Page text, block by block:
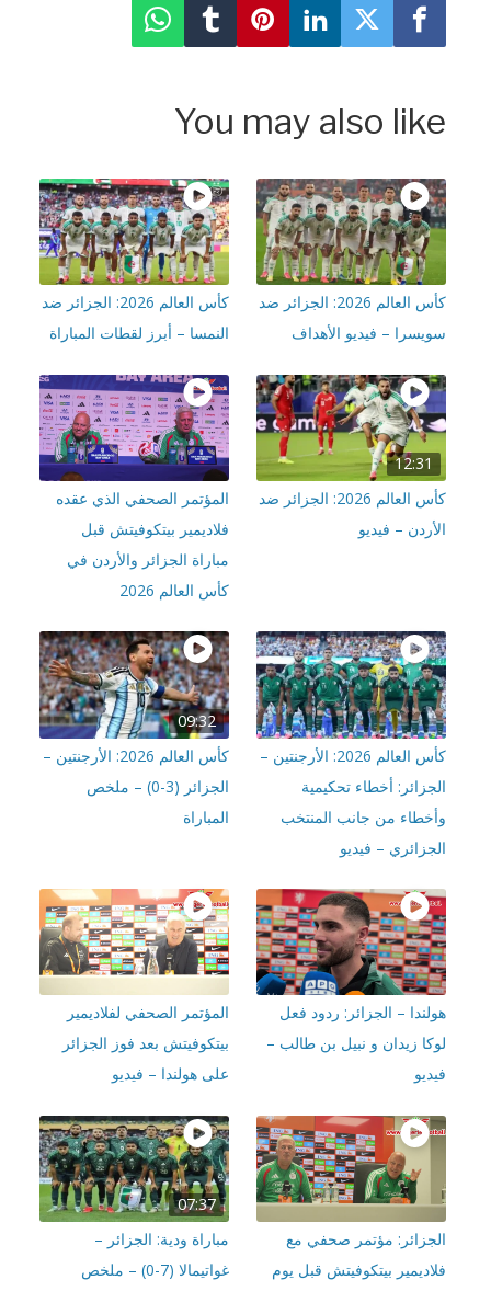
You may also
كأس العالم 2026: الجزائر ضد
– فيديو الأهداف
كأس العالم 2026: الجزائر ضد
النمسا – أبرز لقطات المباراة
كأس العالم 2026: الجزائر ضد
– فيديو
المؤتمر الصحفي الذي عقده
فلاديمير بيتكوفيتش قبل
مباراة الجزائر والأردن في
كأس العالم 2026
كأس العالم 2026: الأرجنتين –
أخطاء تحكيمية
من جانب المنتخب
– فيديو
09:32
كأس العالم 2026: الأرجنتين –
الجزائر (3-0) – ملخص
المباراة
– الجزائر: ردود فعل
زيدان و نبيل بن طالب –
المؤتمر الصحفي لفلاديمير
بيتكوفيتش بعد فوز الجزائر
على هولندا – فيديو
مؤتمر صحفي مع
بيتكوفيتش قبل يوم
07:37
مباراة ودية: الجزائر –
غواتيمالا (7-0) – ملخص